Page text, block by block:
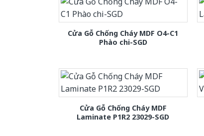
Cửa Gỗ Chống Cháy MDF O4-C1
Phào chi-SGD
Cửa Gỗ Chống Cháy MDF
Laminate P1R2 23029-SGD